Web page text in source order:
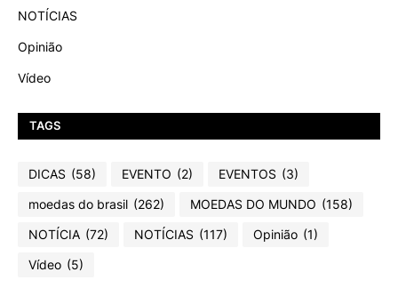
NOTÍCIAS
Opinião
Vídeo
TAGS
DICAS (58) EVENTO (2) EVENTOS (3)
moedas do brasil (262) MOEDAS DO MUNDO (158)
NOTÍCIA (72) NOTÍCIAS (117) Opinião (1)
Vídeo (5)